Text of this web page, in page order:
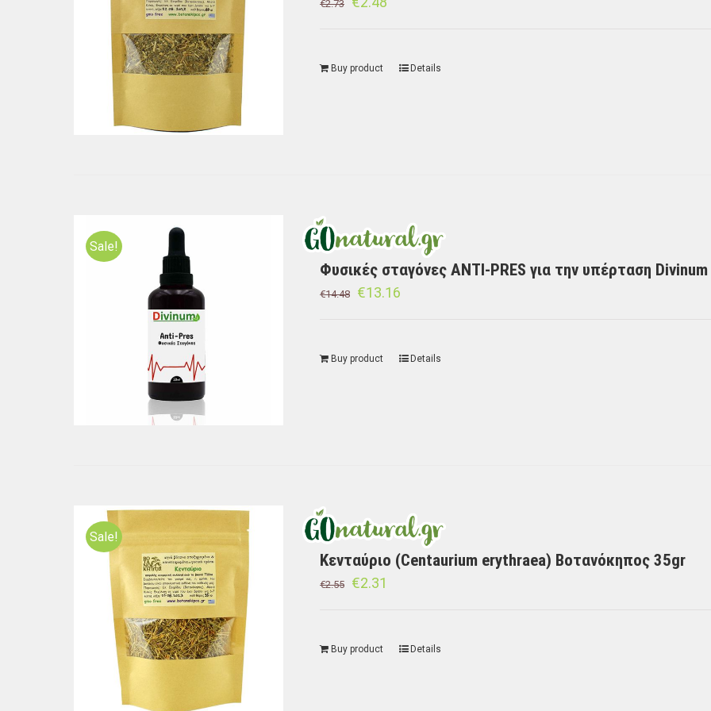
€2.73
Buy product Details
Sale!
Φυσικές σταγόνες ANTI-PRES για την υπέρταση
€14.48 €13.16
Buy product Details
Sale!
Κενταύριο (Centaurium erythraea) Βοτανόκηπος 35gr
€2.55 €2.31
Buy product Details